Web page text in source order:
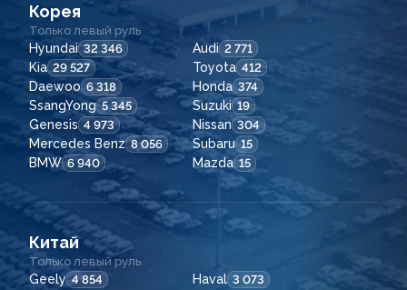
Корея
Только левый руль
Hyundai 32 346 Audi 2 771
Kia 29 527 Toyota 412
Daewoo 6 318 Honda 374
SsangYong 5 345 Suzuki 19
Genesis 4 973 Nissan 304
Mercedes Benz 8 056 Subaru 15
BMW 6 940 Mazda 15
Китай
Только левый руль
Geely 4 854 Haval 3 073